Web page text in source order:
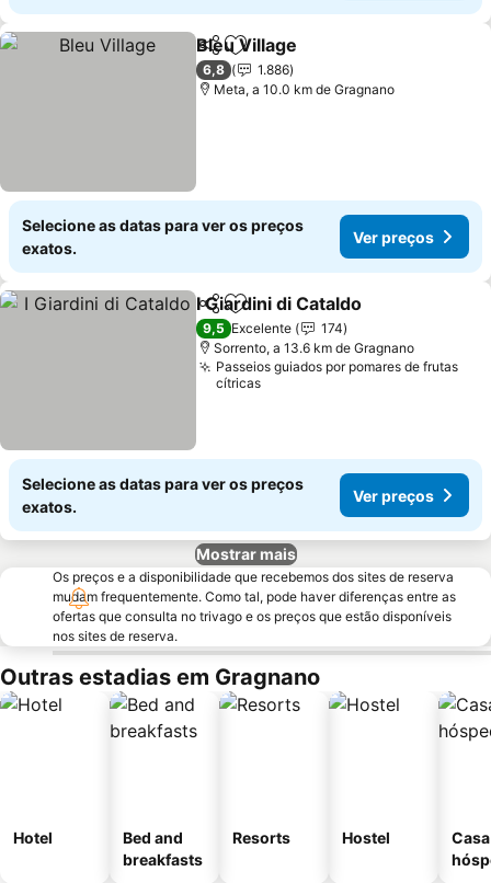
PartilharAdicionar aos favoritos
Bleu Village
6,8
1.886
Meta, a 10.0 km de Gragnano
Selecione as datas para ver os preços
exatos.
Ver preços
PartilharAdicionar aos favoritos
I Giardini di Cataldo
9,5 Excelente
174
Sorrento, a 13.6 km de Gragnano
Passeios guiados por pomares de frutas
cítricas
Selecione as datas para ver os preços
exatos.
Ver preços
Mostrar mais
Os preços e a disponibilidade que recebemos dos sites de reserva
mudam frequentemente. Como tal, pode haver diferenças entre as
ofertas que consulta no trivago e os preços que estão disponíveis
nos sites de reserva.
Outras estadias em Gragnano
Hotel
Bed and
breakfasts
Resorts Hostel